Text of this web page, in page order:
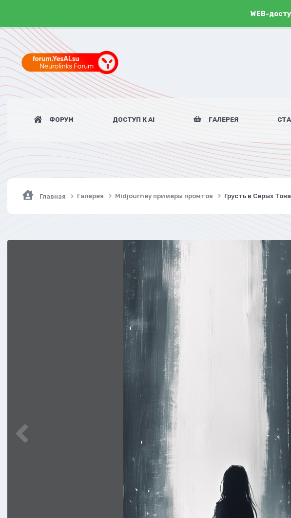
WEB-
ФОРУМ ДОСТУП К AI ГАЛЕРЕЯ
Главная Галерея Midjourney примеры промтов Грусть в Серых